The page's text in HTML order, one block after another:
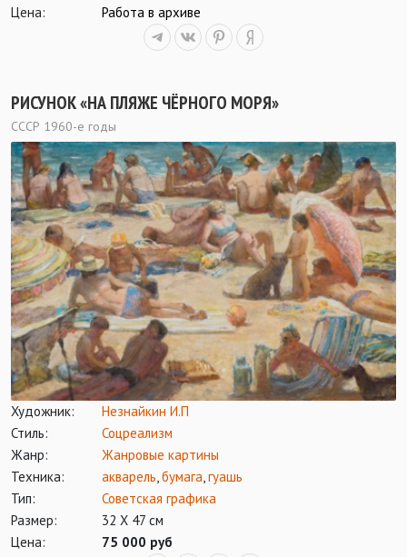
Цена:
Работа в архиве
РИСУНОК «НА ПЛЯЖЕ ЧЁРНОГО МОРЯ»
СССР 1960-е годы
Художник:
Незнайкин И.П
Стиль:
Соцреализм
Жанр:
Жанровые картины
Техника:
акварель,бумага,гуашь
Тип:
Советская графика
Размер:
32 Х 47 см
Цена:
75 000 руб